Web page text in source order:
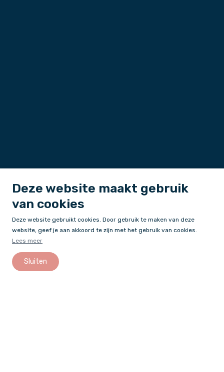
Deze website maakt gebruik
van cookies
Deze website gebruikt cookies. Door gebruik te maken van deze
website, geef je aan akkoord te zijn met het gebruik van cookies.
Lees meer
Sluiten